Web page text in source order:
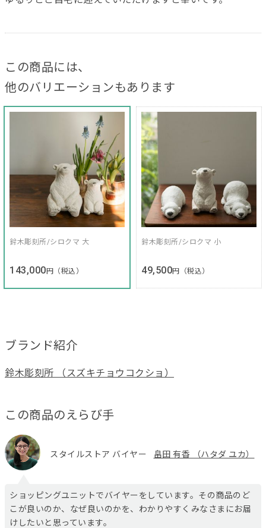
この商品には、
他のバリエーションもあります
鈴木彫刻所/シロクマ 大
143,000円（税込）
鈴木彫刻所/シロクマ 小
49,500円（税込）
ブランド紹介
鈴木彫刻所 （スズキチョウコクショ）
この商品のえらび手
スタイルストア バイヤー 畠田 有香 （ハタダ ユカ）
ショッピングユニットでバイヤーをしています。その商品のど
こが良いのか、なぜ良いのかを、わかりやすくみなさまにお届
けしたいと思っています。